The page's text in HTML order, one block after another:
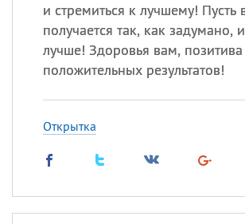
и стремиться к лучшему! Пусть
получается так, как задумано,
лучше! Здоровья вам,
положительных результатов!
Открытка
ИМЕНА
Сегодня
Посмотреть